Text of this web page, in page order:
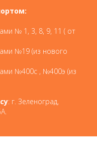
№ 1, 3, 8, 9, 11 ( от
№19 (из нового
№400с , №400э (из
: г. Зеленоград,